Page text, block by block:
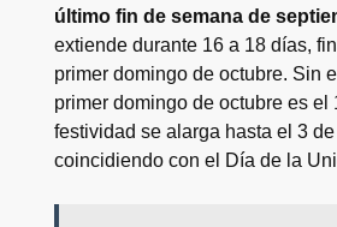
último fin de semana de
extiende durante 16 a 18 días,
primer domingo de octubre. Sin
primer domingo de octubre es el
festividad se alarga hasta el 3
coincidiendo con el Día de la